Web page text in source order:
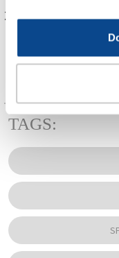
Za branje in pisanje
TAGS: